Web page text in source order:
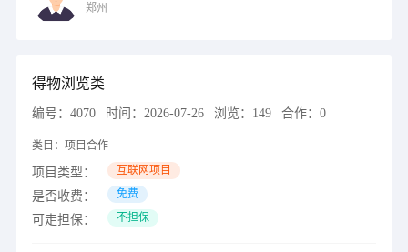
郑州
得物浏览类
编号： 4070 时间： 2026-07-26 浏览： 149 合作： 0
类目： 项目合作
项目类型： 互联网项目
是否收费： 免费
可走担保： 不担保